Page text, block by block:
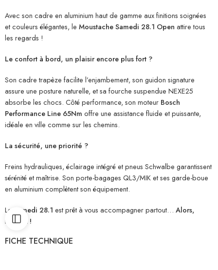
Avec son cadre en aluminium haut de gamme aux finitions soignées
et couleurs élégantes, le Moustache Samedi 28.1 Open attire tous
les regards !
Le confort à bord, un plaisir encore plus fort ?
Son cadre trapèze facilite l’enjambement, son guidon signature
assure une posture naturelle, et sa fourche suspendue NEXE25
absorbe les chocs. Côté performance, son moteur Bosch
Performance Line 65Nm offre une assistance fluide et puissante,
idéale en ville comme sur les chemins.
La sécurité, une priorité ?
Freins hydrauliques, éclairage intégré et pneus Schwalbe garantissent
sérénité et maîtrise. Son porte-bagages QL3/MIK et ses garde-boue
en aluminium complètent son équipement.
Le Samedi 28.1 est prêt à vous accompagner partout… Alors,
souriez !
FICHE TECHNIQUE